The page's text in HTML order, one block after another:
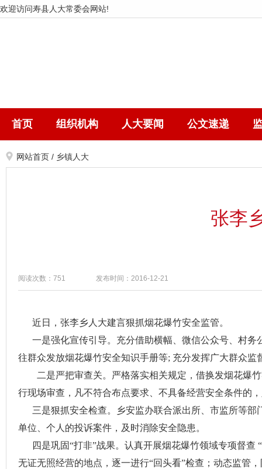
欢迎访问寿县人大常委会网站!
首页 组织机构 人大要闻 公文速递
网站首页 / 乡镇人大
张李
阅读次数：751 发布时间：2016-12-21
近日，张李乡人大建言狠抓烟花爆竹安全监管。
一是强化宣传引导。充分借助横幅、微信公众号、村务
往群众发放烟花爆竹安全知识手册等; 充分发挥广大群众
二是严把审查关。严格落实相关规定，借换发烟花爆竹
行现场审查，凡不符合布点要求、不具备经营安全条件的
三是狠抓安全检查。乡安监办联合派出所、市监所等部
单位、个人的投诉案件，及时消除安全隐患。
四是巩固“打非”战果。认真开展烟花爆竹领域专项督查
无证无照经营的地点，逐一进行“回头看”检查；动态监管